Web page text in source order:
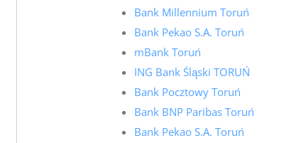
Bank Millennium Toruń
Bank Pekao S.A. Toruń
mBank Toruń
ING Bank Śląski TORUŃ
Bank Pocztowy Toruń
Bank BNP Paribas Toruń
Bank Pekao S.A. Toruń